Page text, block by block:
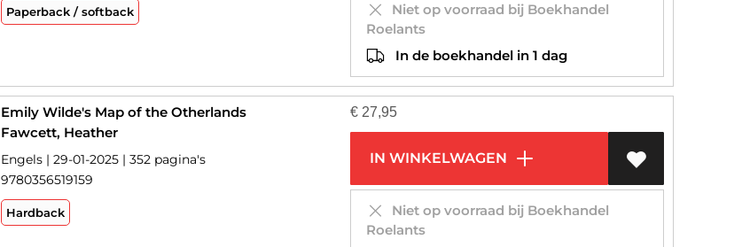
Paperback / softback
Niet op voorraad bij Boekhandel
Roelants
In de boekhandel in 1 dag
Emily Wilde's Map of the Otherlands
Fawcett, Heather
Engels | 29-01-2025 | 352 pagina's
9780356519159
Hardback
€ 27,95
IN WINKELWAGEN
Niet op voorraad bij Boekhandel
Roelants